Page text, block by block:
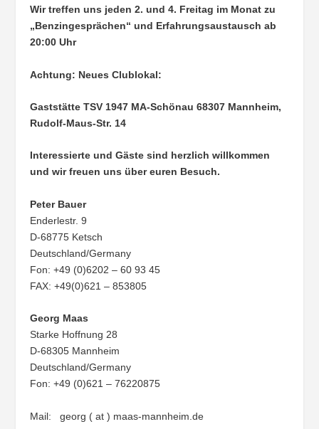
Wir treffen uns jeden 2. und 4. Freitag im Monat zu
„Benzingesprächen“ und Erfahrungsaustausch ab
20:00 Uhr
Achtung: Neues Clublokal:
Gaststätte TSV 1947 MA-Schönau68307 Mannheim,
Rudolf-Maus-Str. 14
Interessierte und Gäste sind herzlich willkommen
und wir freuen uns über euren Besuch.
Peter Bauer
Enderlestr. 9
D-68775 Ketsch
Deutschland/Germany
Fon: +49 (0)6202 – 60 93 45
FAX: +49(0)621 – 853805
Georg Maas
Starke Hoffnung 28
D-68305 Mannheim
Deutschland/Germany
Fon: +49 (0)621 – 76220875
Mail: georg ( at ) maas-mannheim.de